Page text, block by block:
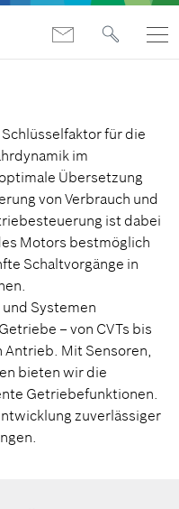
für die
im
Übersetzung
von Verbrauch und
ist dabei
Motors bestmöglich
Schaltvorgänge in
Systemen
– von CVTs bis
Antrieb. Mit Sensoren,
bieten wir die
Getriebefunktionen.
zuverlässiger